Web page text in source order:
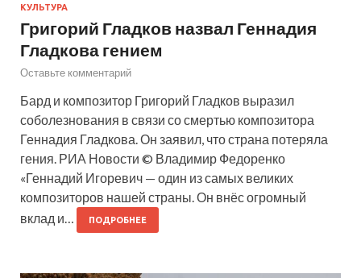
КУЛЬТУРА
Григорий Гладков назвал Геннадия
Гладкова гением
Оставьте комментарий
Бард и композитор Григорий Гладков выразил
соболезнования в связи со смертью композитора
Геннадия Гладкова. Он заявил, что страна потеряла
гения. РИА Новости © Владимир Федоренко
«Геннадий Игоревич — один из самых великих
композиторов нашей страны. Он внёс огромный
вклад и…
ПОДРОБНЕЕ